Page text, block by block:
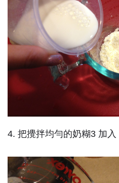
4. 把攪拌均勻的奶糊3 加